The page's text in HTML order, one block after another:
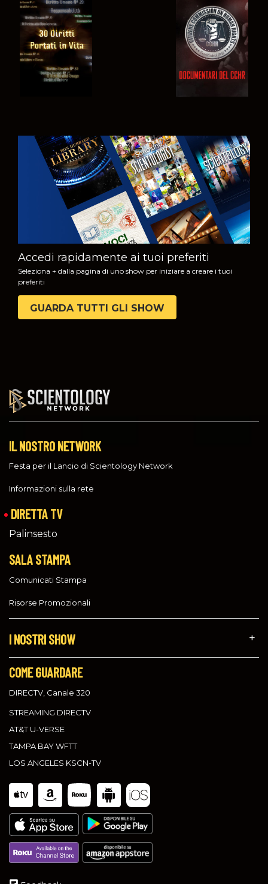
GUARDA GUARDA
GUARDA
ESPLORA LE
SERIE
Accedi rapidamente ai tuoi preferiti
Seleziona + dalla pagina di uno show per iniziare a creare i tuoi
preferiti
GUARDA TUTTI GLI SHOW
IL NOSTRO NETWORK
Festa per il Lancio di Scientology Network
Informazioni sulla rete
DIRETTA TV
Palinsesto
SALA STAMPA
Comunicati Stampa
Risorse Promozionali
I NOSTRI SHOW
COME GUARDARE
DIRECTV, Canale 320
STREAMING DIRECTV
AT&T U-VERSE
TAMPA BAY WFTT
LOS ANGELES KSCN-TV